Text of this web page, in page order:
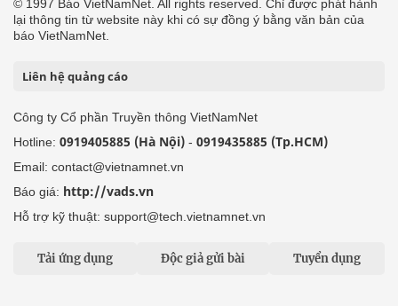
© 1997 Báo VietNamNet. All rights reserved. Chỉ được phát hành
lại thông tin từ website này khi có sự đồng ý bằng văn bản của
báo VietNamNet.
Liên hệ quảng cáo
Công ty Cổ phần Truyền thông VietNamNet
Hotline: 0919405885 (Hà Nội) - 0919435885 (Tp.HCM)
Email: contact@vietnamnet.vn
Báo giá: http://vads.vn
Hỗ trợ kỹ thuật: support@tech.vietnamnet.vn
Tải ứng dụng Độc giả gửi bài Tuyển dụng